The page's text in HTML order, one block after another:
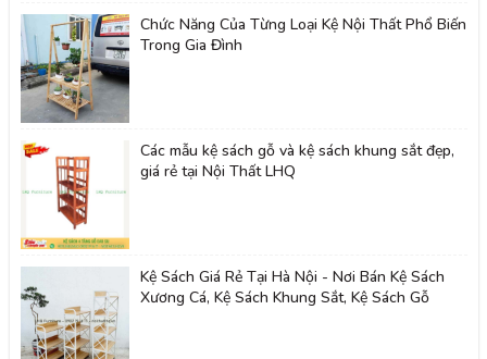
Chức Năng Của Từng Loại Kệ Nội Thất Phổ Biến
Trong Gia Đình
Các mẫu kệ sách gỗ và kệ sách khung sắt đẹp,
giá rẻ tại Nội Thất LHQ
Kệ Sách Giá Rẻ Tại Hà Nội - Nơi Bán Kệ Sách
Xương Cá, Kệ Sách Khung Sắt, Kệ Sách Gỗ